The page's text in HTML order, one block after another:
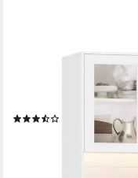
Küchenbuffet
weiß mit
329,99 €